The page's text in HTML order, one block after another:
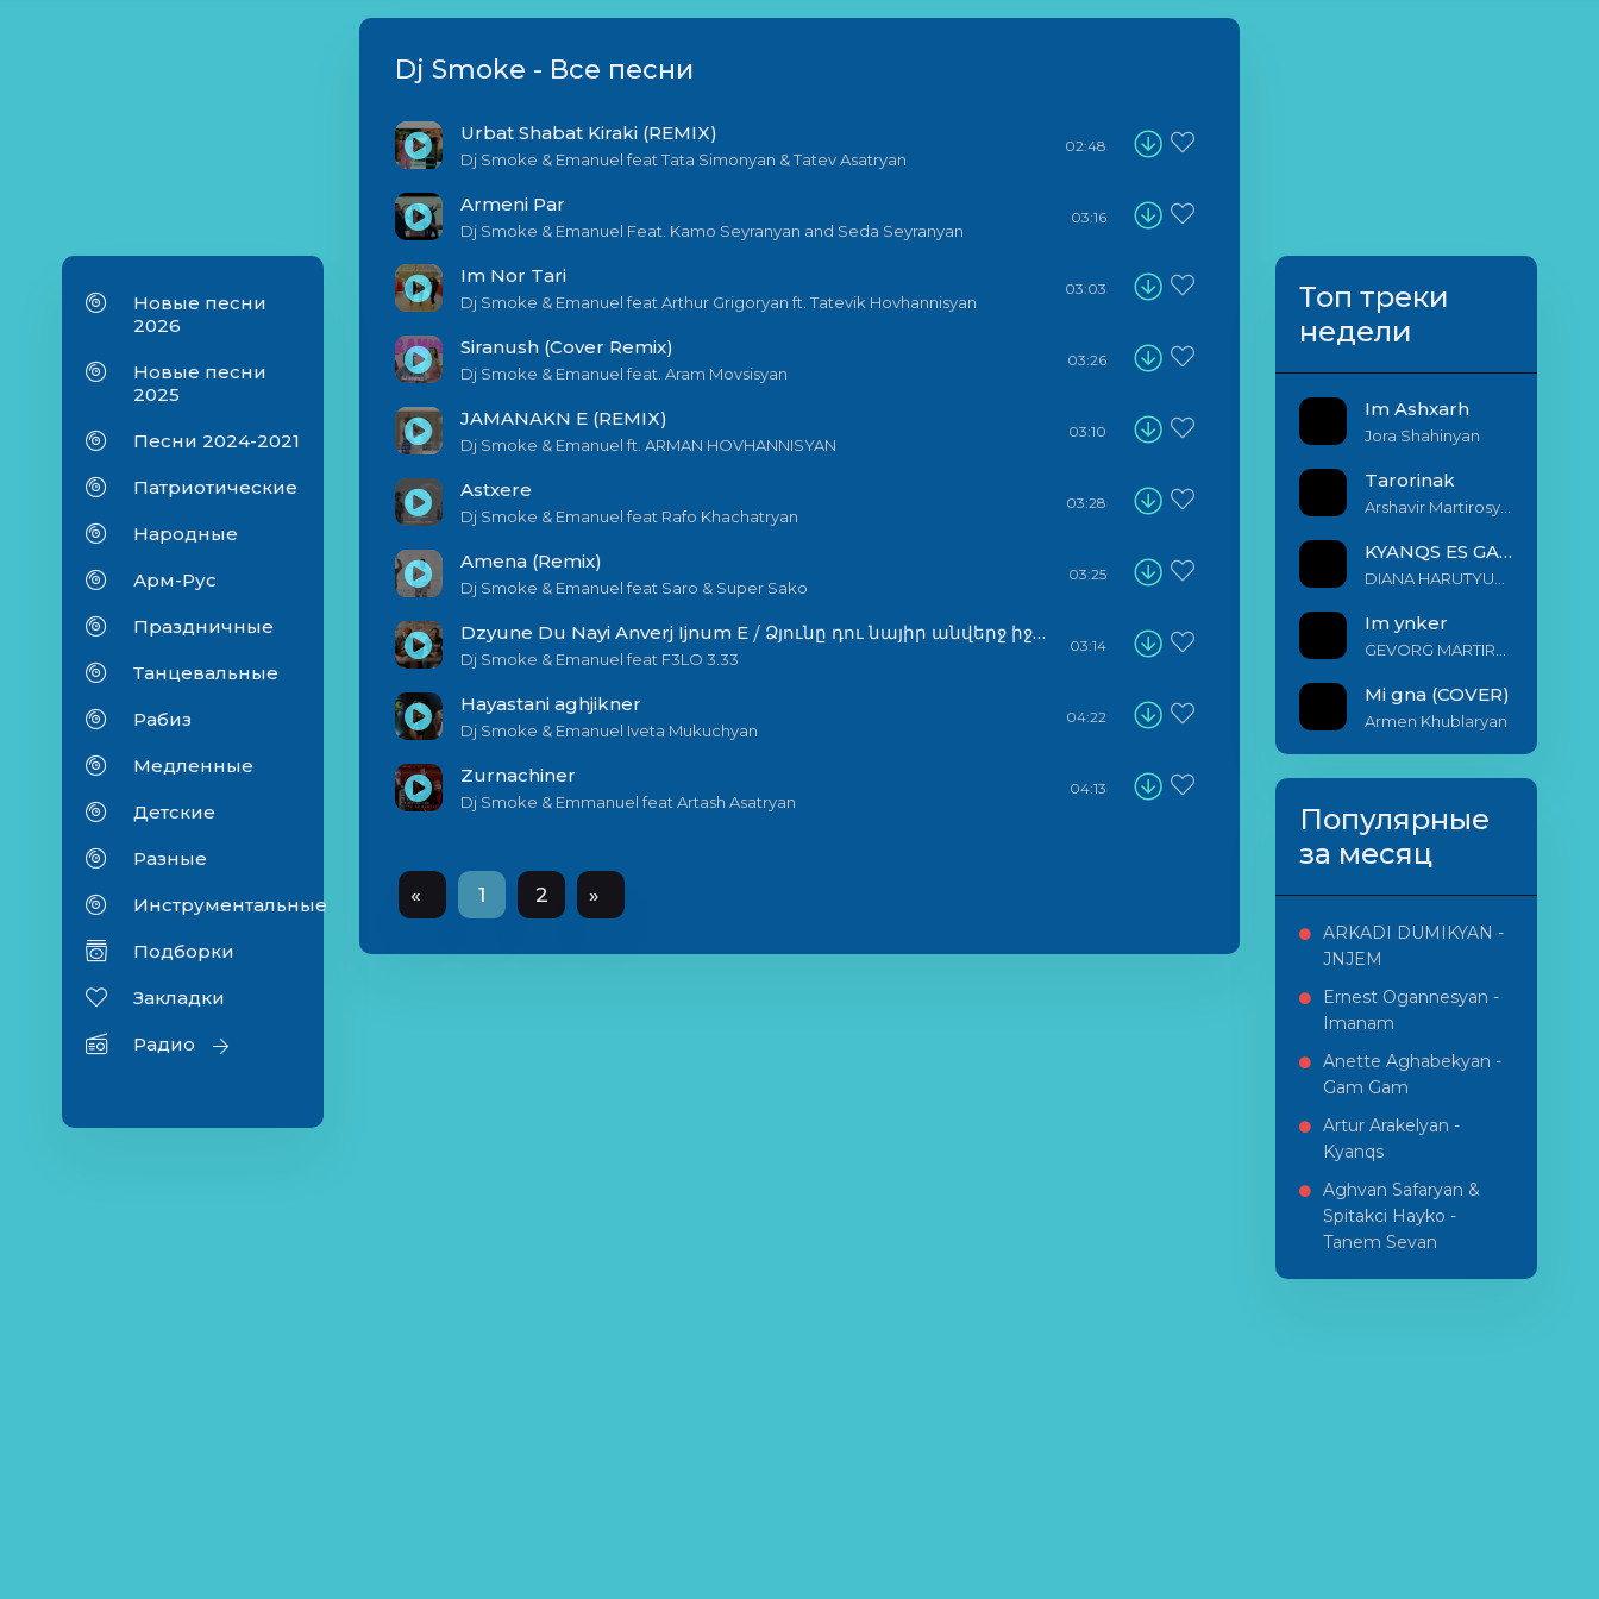
Новые песни
2026
Новые песни
2025
Песни 2024-2021
Патриотические
Народные
Арм-Рус
Праздничные
Танцевальные
Рабиз
Медленные
Детские
Разные
Инструментальные
Подборки
Закладки
Радио
Dj Smoke - Все песни
Urbat Shabat Kiraki (REMIX)
Dj Smoke & Emanuel feat Tata Simonyan & Tatev Asatryan
02:48
Armeni Par
Dj Smoke & Emanuel Feat. Kamo Seyranyan and Seda Seyranyan
03:16
Im Nor Tari
Dj Smoke & Emanuel feat Arthur Grigoryan ft. Tatevik Hovhannisyan
03:03
Siranush (Cover Remix)
Dj Smoke & Emanuel feat. Aram Movsisyan
03:26
JAMANAKN E (REMIX)
Dj Smoke & Emanuel ft. ARMAN HOVHANNISYAN
03:10
Astxere
Dj Smoke & Emanuel feat Rafo Khachatryan
03:28
Amena (Remix)
Dj Smoke & Emanuel feat Saro & Super Sako
03:25
Dzyune Du Nayi Anverj Ijnum E ⧸ Ձյունը դու նայիր անվերջ իջնում է
Dj Smoke & Emanuel feat F3LO 3.33
03:14
Hayastani aghjikner
Dj Smoke & Emanuel Iveta Mukuchyan
04:22
Zurnachiner
Dj Smoke & Emmanuel feat Artash Asatryan
04:13
« 1 2 »
Топ треки
недели
Im Ashxarh
Jora Shahinyan
Tarorinak
KYANQS ES GALIS EM
Im ynker
Mi gna (COVER)
Armen Khublaryan
Популярные
за месяц
ARKADI DUMIKYAN -
JNJEM
Ernest Ogannesyan -
Imanam
Anette Aghabekyan -
Gam Gam
Artur Arakelyan -
Kyanqs
Aghvan Safaryan &
Spitakci Hayko -
Tanem Sevan